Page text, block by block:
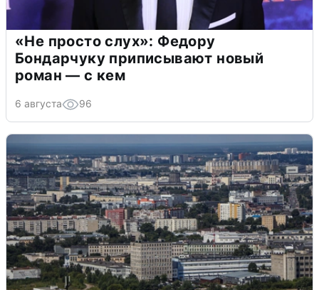
«Не просто слух»: Федору
Бондарчуку приписывают новый
роман — с кем
6 августа 96